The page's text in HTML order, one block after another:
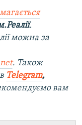
.
можна за
. Також
Telegram,
вам